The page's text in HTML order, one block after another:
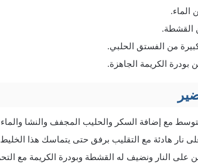
الماء.
القشطة.
من الفستق الحلبي.
بودرة الكريمة الجاهزة.
مع إضافة السكر والحليب المجفف والنشا والماء
نار هادئة مع التقليب برفق حتى يتماسك هذا
على النار ونضيف له القشطة وبودرة الكريمة مع